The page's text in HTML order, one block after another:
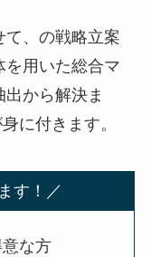
て、の戦略立案
を用いた総合マ
から解決ま
に付きます。
す！／
な方